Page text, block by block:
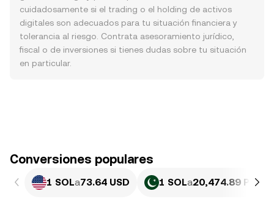
cuidadosamente si el trading o el holding de activos
digitales son adecuados para tu situación financiera y
tolerancia al riesgo. Contrata asesoramiento jurídico,
fiscal o de inversiones si tienes dudas sobre tu situación
en particular.
Conversiones populares
1 SOLa73.64 USD 1 SOLa20,474.89 PKR